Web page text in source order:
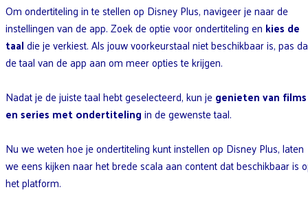
Om ondertiteling in te stellen op Disney Plus, navigeer je naar de
instellingen van de app. Zoek de optie voor ondertiteling en kies de
taaldie je verkiest. Als jouw voorkeurstaal niet beschikbaar is, pas
de taal van de app aan om meer opties te krijgen.
Nadat je de juiste taal hebt geselecteerd, kun jegenieten van films
en series met ondertitelingin de gewenste taal.
Nu we weten hoe je ondertiteling kunt instellen op Disney Plus, laten
we eens kijken naar het brede scala aan content dat beschikbaar is
het platform.